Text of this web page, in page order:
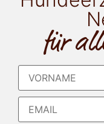
für